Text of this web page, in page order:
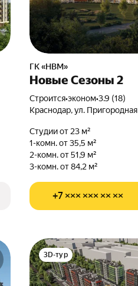
ГК «НВМ»
Новые Сезоны 2
Строится•эконом•3.9 (18)
Краснодар, ул. Пригородная
Студии от 23 м²
1-комн. от 35,5 м²
2-комн. от 51,9 м²
3-комн. от 84,2 м²
+7 ××× ××× ×× ××
3D-тур